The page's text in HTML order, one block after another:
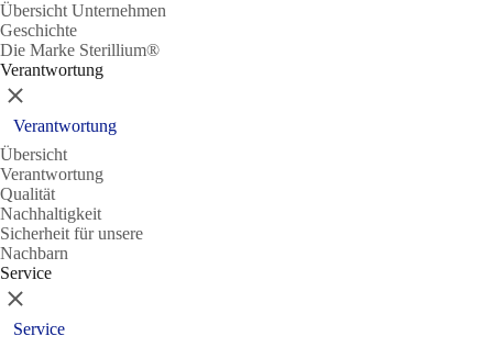
Übersicht Unternehmen
Geschichte
Die Marke Sterillium®
Verantwortung
Schließen
Verantwortung
Übersicht
Verantwortung
Qualität
Nachhaltigkeit
Sicherheit für unsere
Nachbarn
Service
Schließen
Service